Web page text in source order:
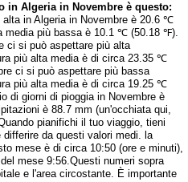
in Algeria in Novembre è questo:
alta in Algeria in Novembre è 20.6 ℃
media più bassa è 10.1 ℃ (50.18 ℉).
ci si può aspettare più alta
più alta media è di circa 23.35 ℃
ci si può aspettare più bassa
più alta media è di circa 19.25 ℃
di giorni di pioggia in Novembre è
è 88.7 mm (un'occhiata qui,
pianifichi il tuo viaggio, tieni
da questi valori medi. la
mese è di circa 10:50 (ore e minuti),
mese 9:56.Questi numeri sopra
e l'area circostante. È importante